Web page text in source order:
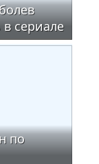
сериале
по